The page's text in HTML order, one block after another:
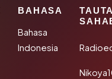
BAHASA
Bahasa
Indonesia